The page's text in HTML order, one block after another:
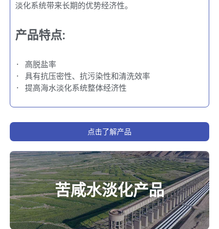
淡化系统带来长期的优势经济性。
产品特点:
· 高脱盐率
· 具有抗压密性、抗污染性和清洗效率
· 提高海水淡化系统整体经济性
点击了解产品
苦咸水淡化产品